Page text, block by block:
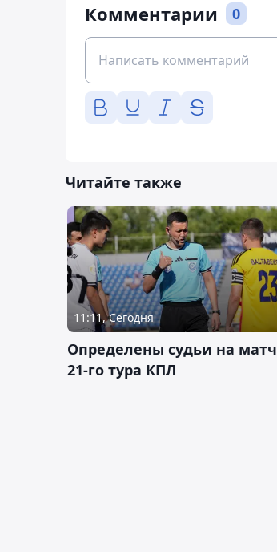
Комментарии 0
Читайте также
11:11, Сегодня
Определены судьи на
21-го тура КПЛ